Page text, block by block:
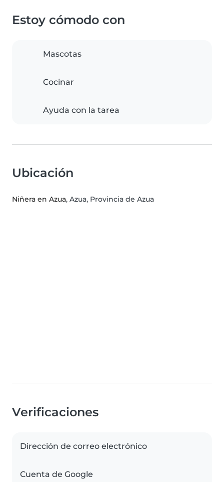
Estoy cómodo con
Mascotas
Cocinar
Ayuda con la tarea
Ubicación
Niñera en Azua, Azua, Provincia de Azua
Verificaciones
Dirección de correo electrónico
Cuenta de Google